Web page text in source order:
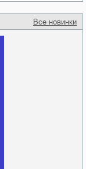
Все новинки